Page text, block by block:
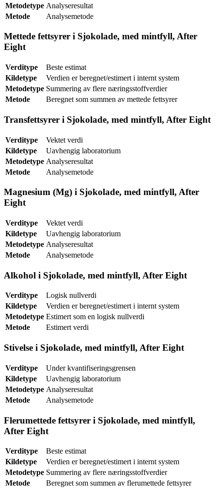
Metodetype Analyseresultat
Metode
Analysemetode
Mettede fettsyrer i Sjokolade, med mintfyll, After
Eight
Verditype
Beste estimat
Kildetype
Verdien er beregnet/estimert i internt system
Metodetype Summering av flere næringsstoffverdier
Metode
Beregnet som summen av mettede fettsyrer
Transfettsyrer i Sjokolade, med mintfyll, After Eight
Verditype
Vektet verdi
Kildetype
Uavhengig laboratorium
Metodetype Analyseresultat
Metode
Analysemetode
Magnesium (Mg) i Sjokolade, med mintfyll, After
Eight
Verditype
Vektet verdi
Kildetype
Uavhengig laboratorium
Metodetype Analyseresultat
Metode
Analysemetode
Alkohol i Sjokolade, med mintfyll, After Eight
Verditype
Logisk nullverdi
Kildetype
Verdien er beregnet/estimert i internt system
Metodetype Estimert som en logisk nullverdi
Metode
Estimert verdi
Stivelse i Sjokolade, med mintfyll, After Eight
Verditype
Under kvantifiseringsgrensen
Kildetype
Uavhengig laboratorium
Metodetype Analyseresultat
Metode
Analysemetode
Flerumettede fettsyrer i Sjokolade, med mintfyll,
After Eight
Verditype
Beste estimat
Kildetype
Verdien er beregnet/estimert i internt system
Metodetype Summering av flere næringsstoffverdier
Metode
Beregnet som summen av flerumettede fettsyrer